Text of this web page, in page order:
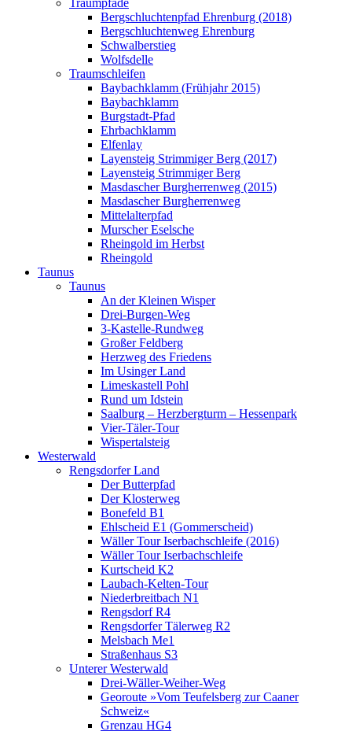
Traumpfade
Bergschluchtenpfad Ehrenburg (2018)
Bergschluchtenweg Ehrenburg
Schwalberstieg
Wolfsdelle
Traumschleifen
Baybachklamm (Frühjahr 2015)
Baybachklamm
Burgstadt-Pfad
Ehrbachklamm
Elfenlay
Layensteig Strimmiger Berg (2017)
Layensteig Strimmiger Berg
Masdascher Burgherrenweg (2015)
Masdascher Burgherrenweg
Mittelalterpfad
Murscher Eselsche
Rheingold im Herbst
Rheingold
Taunus
Taunus
An der Kleinen Wisper
Drei-Burgen-Weg
3-Kastelle-Rundweg
Großer Feldberg
Herzweg des Friedens
Im Usinger Land
Limeskastell Pohl
Rund um Idstein
Saalburg – Herzbergturm – Hessenpark
Vier-Täler-Tour
Wispertalsteig
Westerwald
Rengsdorfer Land
Der Butterpfad
Der Klosterweg
Bonefeld B1
Ehlscheid E1 (Gommerscheid)
Wäller Tour Iserbachschleife (2016)
Wäller Tour Iserbachschleife
Kurtscheid K2
Laubach-Kelten-Tour
Niederbreitbach N1
Rengsdorf R4
Rengsdorfer Tälerweg R2
Melsbach Me1
Straßenhaus S3
Unterer Westerwald
Drei-Wäller-Weiher-Weg
Georoute »Vom Teufelsberg zur Caaner
Schweiz«
Grenzau HG4